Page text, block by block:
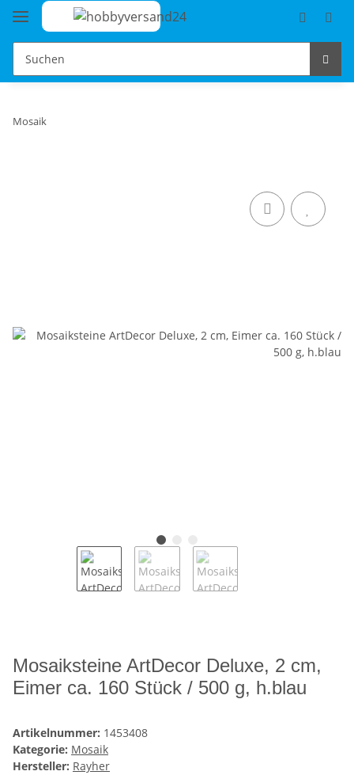
Mosaik
Mosaiksteine ArtDecor Deluxe, 2 cm,
Eimer ca. 160 Stück / 500 g, h.blau
Artikelnummer: 1453408
Kategorie: Mosaik
Hersteller: Rayher